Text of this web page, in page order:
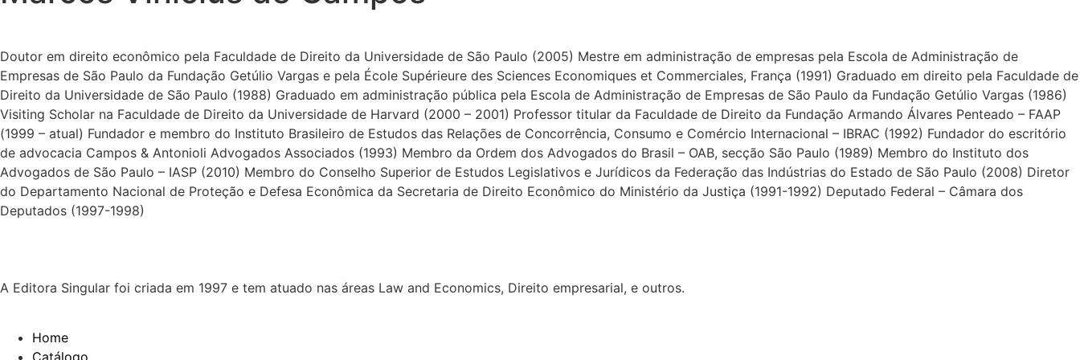
Doutor em direito econômico pela Faculdade de Direito da Universidade de São Paulo (2005) Mestre em administração de empresas pela Escola de Administração de
Empresas de São Paulo da Fundação Getúlio Vargas e pela École Supérieure des Sciences Economiques et Commerciales, França (1991) Graduado em direito pela Faculdade de
Direito da Universidade de São Paulo (1988) Graduado em administração pública pela Escola de Administração de Empresas de São Paulo da Fundação Getúlio Vargas (1986)
Visiting Scholar na Faculdade de Direito da Universidade de Harvard (2000 – 2001) Professor titular da Faculdade de Direito da Fundação Armando Álvares Penteado – FAAP
(1999 – atual) Fundador e membro do Instituto Brasileiro de Estudos das Relações de Concorrência, Consumo e Comércio Internacional – IBRAC (1992) Fundador do escritório
de advocacia Campos & Antonioli Advogados Associados (1993) Membro da Ordem dos Advogados do Brasil – OAB, secção São Paulo (1989) Membro do Instituto dos
Advogados de São Paulo – IASP (2010) Membro do Conselho Superior de Estudos Legislativos e Jurídicos da Federação das Indústrias do Estado de São Paulo (2008) Diretor
do Departamento Nacional de Proteção e Defesa Econômica da Secretaria de Direito Econômico do Ministério da Justiça (1991-1992) Deputado Federal – Câmara dos
Deputados (1997-1998)
A Editora Singular foi criada em 1997 e tem atuado nas áreas Law and Economics, Direito empresarial, e outros.
Home